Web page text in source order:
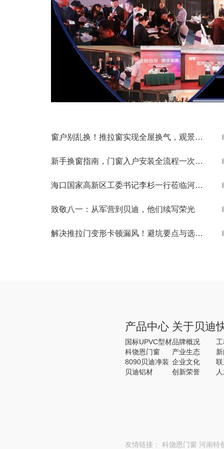
窗户别乱换！推拉窗实现全屋换气，观景通风两不误
新手换窗指南，门窗入户安装全流程一次性讲清
海口国家高新区工委书记李杉一行莅临河南贝迪考察交流
致敬八一：从军营到贝迪，他们续写荣光
解决推拉门变形卡顿漏风！避坑要点与选购秘诀
产品中心
国标UPVC型材
科饶恩门窗
8090贝迪净装
贝迪铝材
关于贝迪
品牌概况
产业生态
企业文化
创新荣誉
友情链接： 科饶恩门窗 河南特